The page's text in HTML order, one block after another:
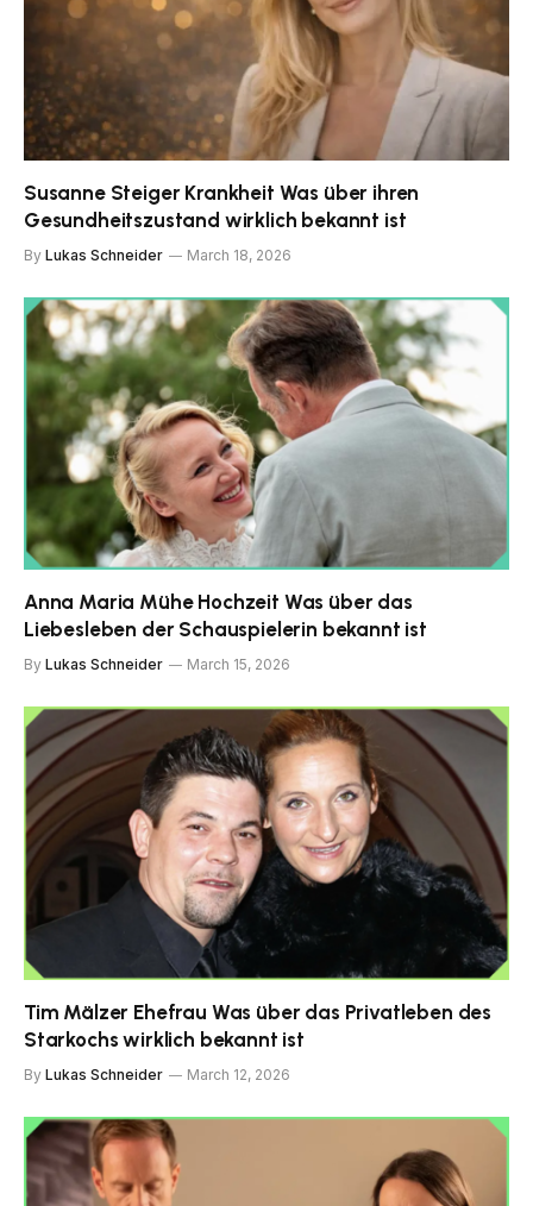
Susanne Steiger Krankheit Was über ihren
Gesundheitszustand wirklich bekannt ist
By Lukas Schneider March 18, 2026
Anna Maria Mühe Hochzeit Was über das
Liebesleben der Schauspielerin bekannt ist
By Lukas Schneider March 15, 2026
Tim Mälzer Ehefrau Was über das Privatleben des
Starkochs wirklich bekannt ist
By Lukas Schneider March 12, 2026